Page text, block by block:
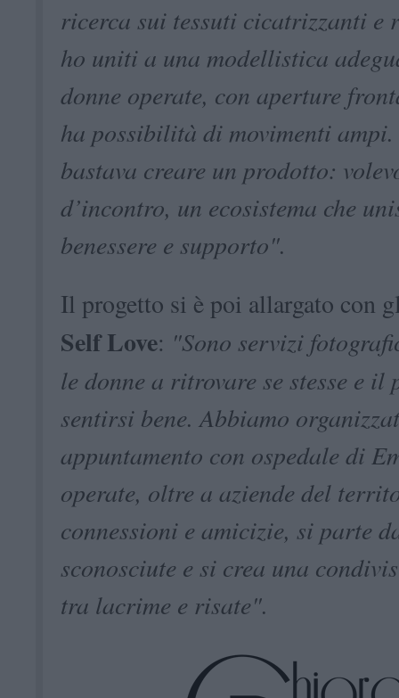
ricerca sui tessuti cicatrizzanti e
ho uniti a una modellistica
donne operate, con aperture
ha possibilità di movimenti
bastava creare un prodotto:
d’incontro, un ecosistema che
benessere e supporto".
Il progetto si è poi allargato con
Self Love: "Sono servizi
le donne a ritrovare se stesse e
sentirsi bene. Abbiamo
appuntamento con ospedale di
operate, oltre a aziende del
connessioni e amicizie, si parte
sconosciute e si crea una
tra lacrime e risate".